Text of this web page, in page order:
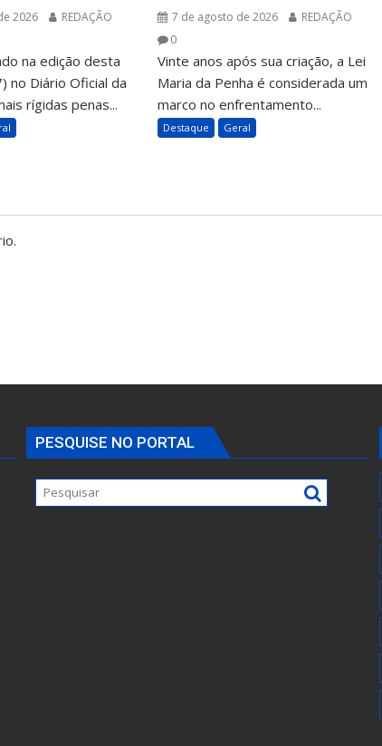
2026
REDAÇÃO
na edição desta
no Diário Oficial da
rígidas penas...
7 de agosto de 2026
REDAÇÃO
0
Vinte anos após sua criação, a Lei
Maria da Penha é considerada um
marco no enfrentamento...
Destaque Geral
PESQUISE NO PORTAL